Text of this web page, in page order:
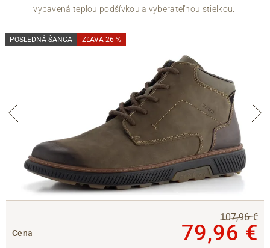
vybavená teplou podšívkou a vyberateľnou stielkou.
POSLEDNÁ ŠANCA ZĽAVA 26 %
Cena
107,96 €
79,96 €